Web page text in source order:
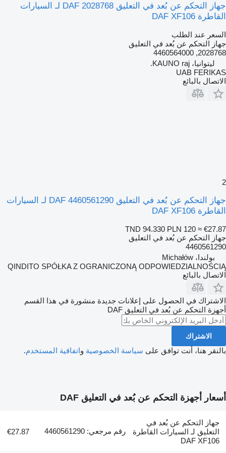
جهاز التحكم عن بُعد في التعليق DAF 2028768 لـ السيارات
القاطرة DAF XF106
السعر عند الطلب
جهاز التحكم عن بُعد في التعليق
2028768, 4460564000
ليتوانيا، KAUNO raj.
UAB FERIKAS
الاتصال بالبائع
2
جهاز التحكم عن بُعد في التعليق DAF 4460561290 لـ السيارات
القاطرة DAF XF106
TND 94.330 PLN 120 ≈ €27.87
جهاز التحكم عن بُعد في التعليق
4460561290
بولندا، Michałów
QINDITO SPÓŁKA Z OGRANICZONĄ ODPOWIEDZIALNOŚCIĄ
الاتصال بالبائع
الاشتراك في الحصول على إعلانات جديدة منشورة في هذا القسم
أجهزة التحكم عن بُعد في التعليق DAF
الاشتراك
بالنقر هنا، أنت توافق على سياسة الخصوصية واتفاقية المستخدم.
أسعار أجهزة التحكم عن بُعد في التعليق DAF
جهاز التحكم عن بُعد في
التعليق لـ السيارات القاطرة
DAF XF106
رقم مرجعي: 4460561290 €27.87